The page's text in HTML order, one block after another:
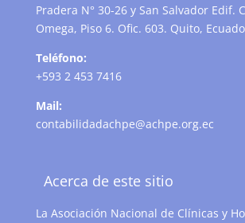
Pradera N° 30-26 y San Salvador Edif.
Omega, Piso 6. Ofic. 603. Quito,
Teléfono:
+593 2 453 7416
Mail:
contabilidadachpe@achpe.org.ec
Acerca de este sitio
La Asociación Nacional de Clínicas y